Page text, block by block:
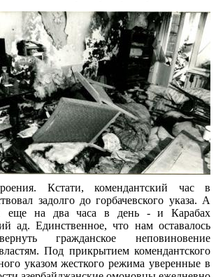
Кстати, комендантский час в
задолго до горбачевского указа. А
еще на два часа в день - и Карабах
ад. Единственное, что нам оставалось
гражданское неповиновение
Под прикрытием комендантского
указом жесткого режима уверенные в